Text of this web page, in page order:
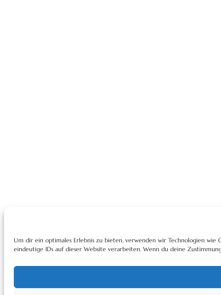
Um dir ein optimales Erlebnis zu bieten, verwenden wir Technologien
eindeutige IDs auf dieser Website verarbeiten. Wenn du deine